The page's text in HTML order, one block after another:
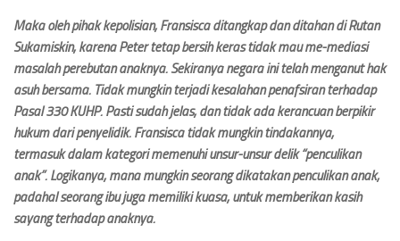
Maka oleh pihak kepolisian, Fransisca ditangkap dan ditahan di Rutan
Sukamiskin, karena Peter tetap bersih keras tidak mau me-mediasi
masalah perebutan anaknya. Sekiranya negara ini telah menganut hak
asuh bersama. Tidak mungkin terjadi kesalahan penafsiran terhadap
Pasal 330 KUHP. Pasti sudah jelas, dan tidak ada kerancuan berpikir
hukum dari penyelidik. Fransisca tidak mungkin tindakannya,
termasuk dalam kategori memenuhi unsur-unsur delik “penculikan
anak”. Logikanya, mana mungkin seorang dikatakan penculikan anak,
padahal seorang ibu juga memiliki kuasa, untuk memberikan kasih
sayang terhadap anaknya.